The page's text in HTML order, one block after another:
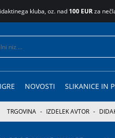
kluba, oz. nad 100 EURza
IGRE NOVOSTI SLIKANICE IN
TRGOVINA - IZDELEK AVTOR -